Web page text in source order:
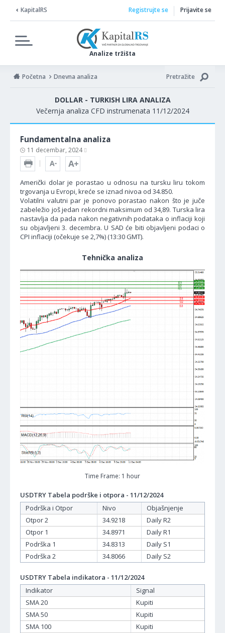
KapitalRS
Analize tržišta
Registrujte se Prijavite se
Početna Dnevna analiza Pretražite
DOLLAR - TURKISH LIRA ANALIZA
Večernja analiza CFD instrumenata 11/12/2024
Fundamentalna analiza
11 decembar, 2024
Američki dolar je porastao u odnosu na tursku liru tokom
trgovanja u Evropi, kreće se iznad nivoa od 34.850.
Volatilni valutni par je ponovo porastao nakon što je juče
zabeležio još jedan rekordni maksimum od 34,89. Turska lira
nastavlja da pada nakon negativnih podataka o inflaciji koji
su objavljeni 3. decembra. U SAD će biti objavljeni podaci o
CPI inflaciji (očekuje se 2,7%) (13:30 GMT).
Tehnička analiza
Time Frame: 1 hour
USDTRY Tabela podrške i otpora - 11/12/2024
Podrška i Otpor
Nivo
Objašnjenje
Otpor 2
34.9218
Daily R2
Otpor 1
34.8971
Daily R1
Podrška 1
34.8313
Daily S1
Podrška 2
34.8066 Daily S2
USDTRY Tabela indikatora - 11/12/2024
Indikator
Signal
SMA 20
Kupiti
SMA 50
Kupiti
SMA 100
Kupiti